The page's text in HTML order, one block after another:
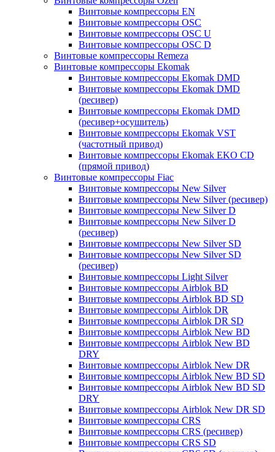
Винтовые компрессоры EN
Винтовые компрессоры OSC
Винтовые компрессоры OSC U
Винтовые компрессоры OSC D
Винтовые компрессоры Remeza
Винтовые компрессоры Ekomak
Винтовые компрессоры Ekomak DMD
Винтовые компрессоры Ekomak DMD
(ресивер)
Винтовые компрессоры Ekomak DMD
(ресивер+осушитель)
Винтовые компрессоры Ekomak VST
(частотный привод)
Винтовые компрессоры Ekomak EKO CD
(прямой привод)
Винтовые компрессоры Fiac
Винтовые компрессоры New Silver
Винтовые компрессоры New Silver (ресивер)
Винтовые компрессоры New Silver D
Винтовые компрессоры New Silver D
(ресивер)
Винтовые компрессоры New Silver SD
Винтовые компрессоры New Silver SD
(ресивер)
Винтовые компрессоры Light Silver
Винтовые компрессоры Airblok BD
Винтовые компрессоры Airblok BD SD
Винтовые компрессоры Airblok DR
Винтовые компрессоры Airblok DR SD
Винтовые компрессоры Airblok New BD
Винтовые компрессоры Airblok New BD
DRY
Винтовые компрессоры Airblok New DR
Винтовые компрессоры Airblok New BD SD
Винтовые компрессоры Airblok New BD SD
DRY
Винтовые компрессоры Airblok New DR SD
Винтовые компрессоры CRS
Винтовые компрессоры CRS (ресивер)
Винтовые компрессоры CRS SD